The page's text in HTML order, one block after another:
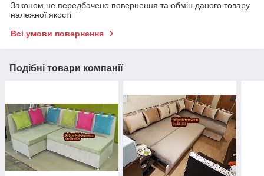
Законом не передбачено повернення та обмін даного товару
належної якості
Всі умови повернення
Подібні товари компанії